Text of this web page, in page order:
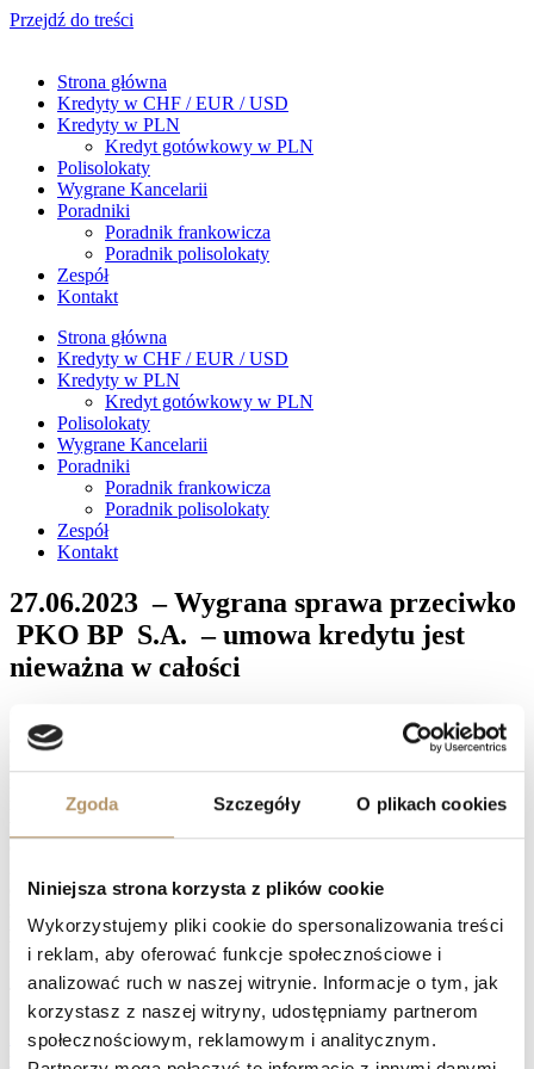
Zgoda Szczegóły O plikach cookies
Niniejsza strona korzysta z plików cookie
Wykorzystujemy pliki cookie do spersonalizowania treści
i reklam, aby oferować funkcje społecznościowe i
analizować ruch w naszej witrynie. Informacje o tym, jak
korzystasz z naszej witryny, udostępniamy partnerom
społecznościowym, reklamowym i analitycznym.
Przejdź do treści
Strona główna
Kredyty w CHF / EUR / USD
Kredyty w PLN
Kredyt gotówkowy w PLN
Polisolokaty
Wygrane Kancelarii
Poradniki
Poradnik frankowicza
Poradnik polisolokaty
Zespół
Kontakt
Strona główna
Kredyty w CHF / EUR / USD
Kredyty w PLN
Kredyt gotówkowy w PLN
Polisolokaty
Wygrane Kancelarii
Poradniki
Poradnik frankowicza
Poradnik polisolokaty
Zespół
Kontakt
27.06.2023 – Wygrana sprawa przeciwko
PKO BP S.A. – umowa kredytu jest
nieważna w całości
Sąd Okręgowy w Gdańsku XV Wydział Cywilny , referent
del. do SO Katarzyna Bójko-Narczewska wyrokiem z dnia
27.06.2023 r. (sygn. akt: I C 866/22 ) na posiedzeniu
indeksowanego do CHF zawarta w 2010 roku pomiędzy
oraz zasądził od pozwanego na rzecz powodów kwotę 11834
pozostałym zakresie.
Facebook
Twitter
LinkedIn
Prev22.06.2023 – Wygrana sprawa przeciwko PKO BP S.A. –
umowa kredytu nieważna w całości